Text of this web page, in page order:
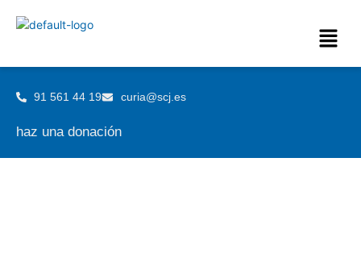
91 561 44 19 curia@scj.es
haz una donación